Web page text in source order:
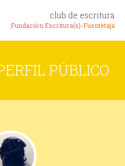
club de escritura
Fundación Escritura(s)-Fuentetaja
PÚBLICO